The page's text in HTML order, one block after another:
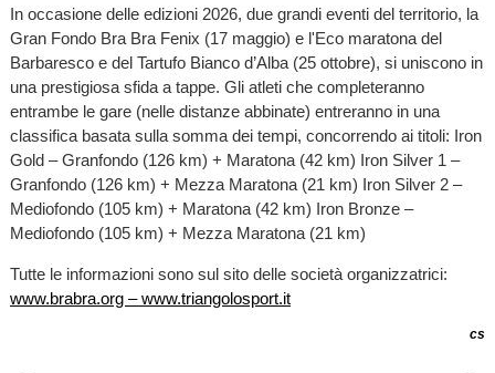
In occasione delle edizioni 2026, due grandi eventi del territorio, la
Gran Fondo Bra Bra Fenix (17 maggio) e l'Eco maratona del
Barbaresco e del Tartufo Bianco d’Alba (25 ottobre), si uniscono in
una prestigiosa sfida a tappe. Gli atleti che completeranno
entrambe le gare (nelle distanze abbinate) entreranno in una
classifica basata sulla somma dei tempi, concorrendo ai titoli: Iron
Gold – Granfondo (126 km) + Maratona (42 km) Iron Silver 1 –
Granfondo (126 km) + Mezza Maratona (21 km) Iron Silver 2 –
Mediofondo (105 km) + Maratona (42 km) Iron Bronze –
Mediofondo (105 km) + Mezza Maratona (21 km)
Tutte le informazioni sono sul sito delle società organizzatrici:
www.brabra.org – www.triangolosport.it
cs